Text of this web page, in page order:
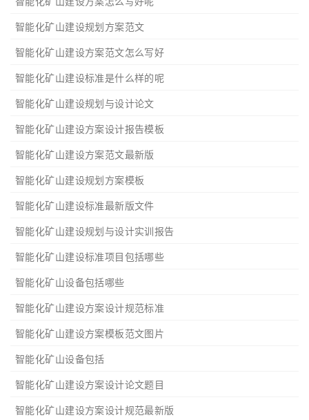
智能化矿山建设规划方案范文
智能化矿山建设方案范文怎么写好
智能化矿山建设标准是什么样的呢
智能化矿山建设规划与设计论文
智能化矿山建设方案设计报告模板
智能化矿山建设方案范文最新版
智能化矿山建设规划方案模板
智能化矿山建设标准最新版文件
智能化矿山建设规划与设计实训报告
智能化矿山建设标准项目包括哪些
智能化矿山设备包括哪些
智能化矿山建设方案设计规范标准
智能化矿山建设方案模板范文图片
智能化矿山设备包括
智能化矿山建设方案设计论文题目
智能化矿山建设方案设计规范最新版